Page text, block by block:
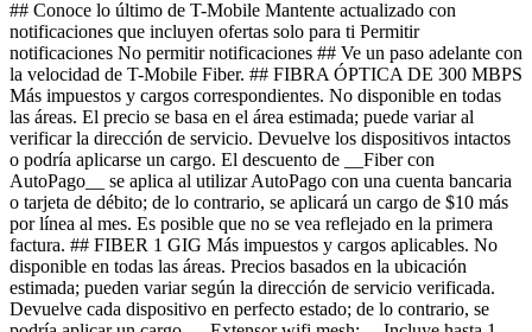
## Conoce lo último de T-Mobile Mantente actualizado con
notificaciones que incluyen ofertas solo para ti Permitir
notificaciones No permitir notificaciones ## Ve un paso adelante con
la velocidad de T-Mobile Fiber. ## FIBRA ÓPTICA DE 300 MBPS
Más impuestos y cargos correspondientes. No disponible en todas
las áreas. El precio se basa en el área estimada; puede variar al
verificar la dirección de servicio. Devuelve los dispositivos intactos
o podría aplicarse un cargo. El descuento de __Fiber con
AutoPago__ se aplica al utilizar AutoPago con una cuenta bancaria
o tarjeta de débito; de lo contrario, se aplicará un cargo de $10 más
por línea al mes. Es posible que no se vea reflejado en la primera
factura. ## FIBER 1 GIG Más impuestos y cargos aplicables. No
disponible en todas las áreas. Precios basados ​​en la ubicación
estimada; pueden variar según la dirección de servicio verificada.
Devuelve cada dispositivo en perfecto estado; de lo contrario, se